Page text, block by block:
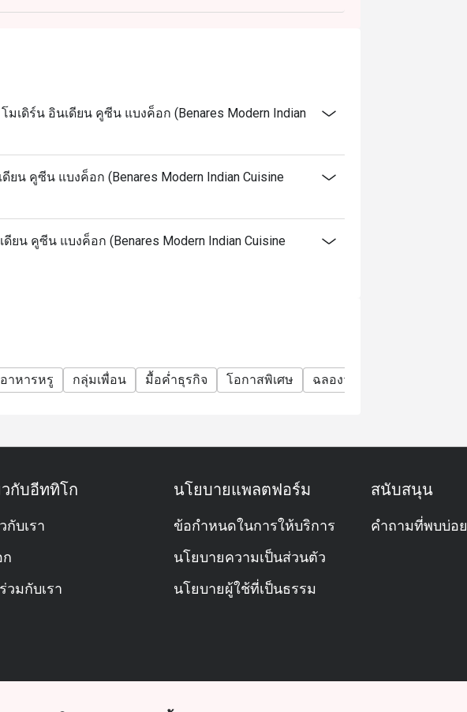
เดิร์น อินเดียน คูซีน แบงค็อก (Benares Modern Indian
ยน คูซีน แบงค็อก (Benares Modern Indian Cuisine
ยน คูซีน แบงค็อก (Benares Modern Indian Cuisine
าหารหรู กลุ่มเพื่อน มื้อค่ำธุรกิจ โอกาสพิเศษ ฉลองวันเกิด
วกับอีททิโก
กับเรา
วมกับเรา
นโยบายแพลตฟอร์ม
ข้อกำหนดในการให้บริการ
นโยบายความเป็นส่วนตัว
นโยบายผู้ใช้ที่เป็นธรรม
สนับสนุน
คำถามที่พบบ่อย